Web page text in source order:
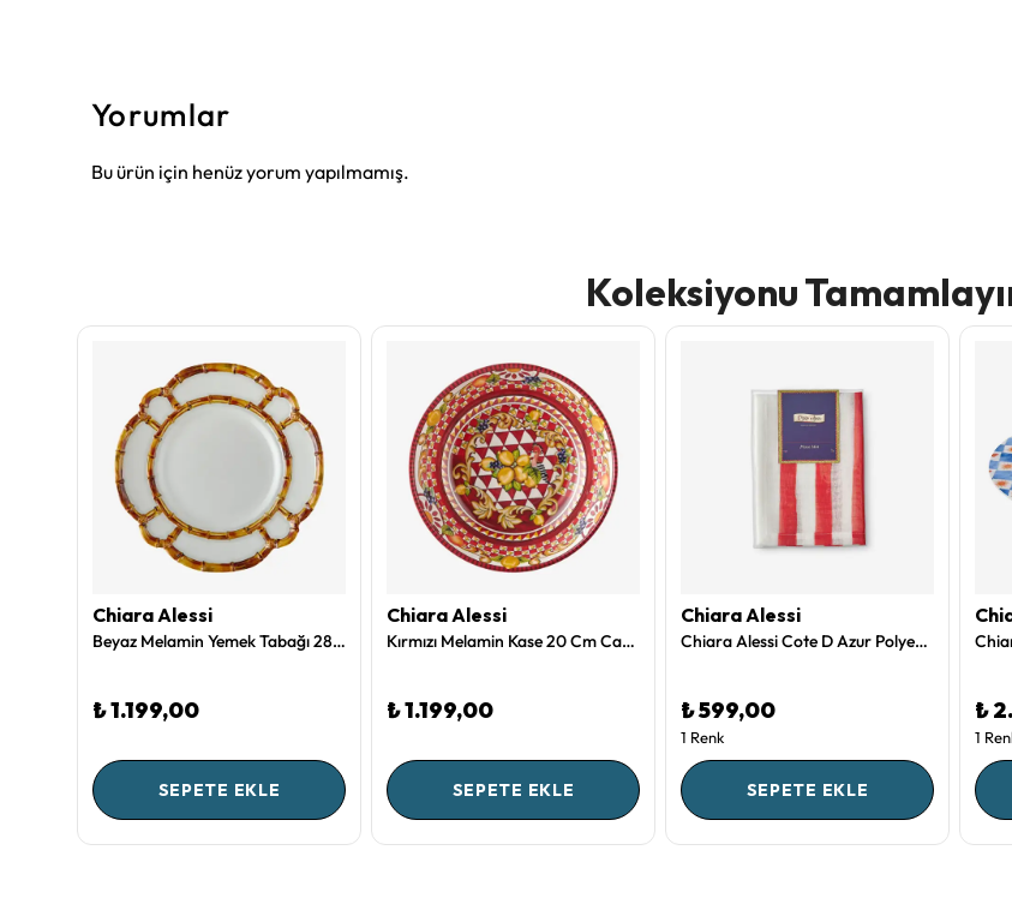
Yorumlar
Bu ürün için henüz yorum yapılmamış.
Koleksiyonu
Chiara Alessi
Beyaz Melamin Yemek Tabağı 28 Cm Bambu Collection by Chiara Alessi
₺ 1.199,00
SEPETE EKLE
Chiara Alessi
Kırmızı Melamin Kase 20 Cm Capri Collection by Chiara Alessi
₺ 1.199,00
SEPETE EKLE
Chiara Alessi
Chiara Alessi Cote D Azur Polyester Amerikan Servisi 35X50 Cm
₺ 599,00
1 Renk
SEPETE EKLE
₺
1